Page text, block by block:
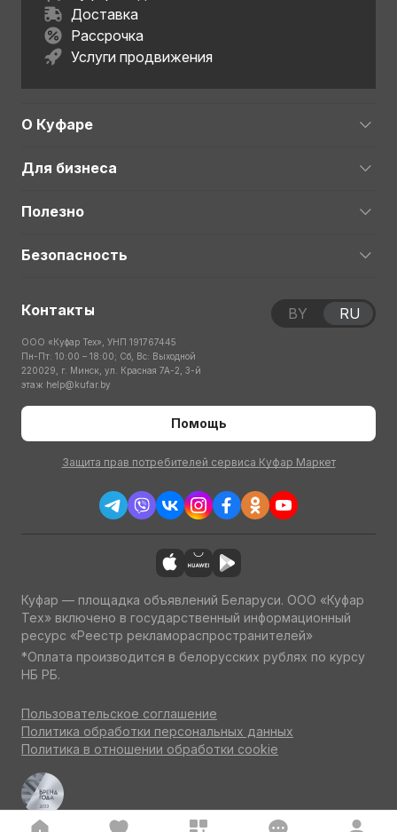
Доставка
Рассрочка
Услуги продвижения
О Куфаре
Для бизнеса
Полезно
Безопасность
Контакты
ООО «Куфар Тех», УНП 191767445
Пн-Пт: 10:00 – 18:00; Сб, Вс: Выходной
220029, г. Минск, ул. Красная 7А-2, 3-й
этаж help@kufar.by
Помощь
Защита прав потребителей сервиса Куфар Маркет
BY RU
Куфар — площадка объявлений Беларуси. ООО «Куфар
Тех» включено в государственный информационный
ресурс «Реестр рекламораспространителей»
*Оплата производится в белорусских рублях по курсу
НБ РБ.
Пользовательское соглашение
Политика обработки персональных данных
Политика в отношении обработки cookie
Куфар Авто — одна из ведущих площадок об авто